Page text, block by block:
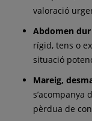
valoració
Abdomen
rígid, tens o
situació
Mareig,
pèrdua de